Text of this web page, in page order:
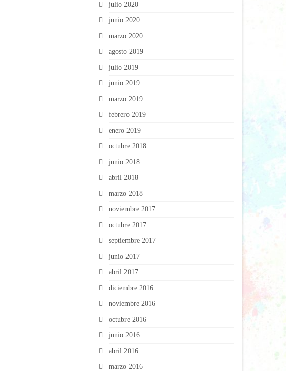
julio 2020
junio 2020
marzo 2020
agosto 2019
julio 2019
junio 2019
marzo 2019
febrero 2019
enero 2019
octubre 2018
junio 2018
abril 2018
marzo 2018
noviembre 2017
octubre 2017
septiembre 2017
junio 2017
abril 2017
diciembre 2016
noviembre 2016
octubre 2016
junio 2016
abril 2016
marzo 2016